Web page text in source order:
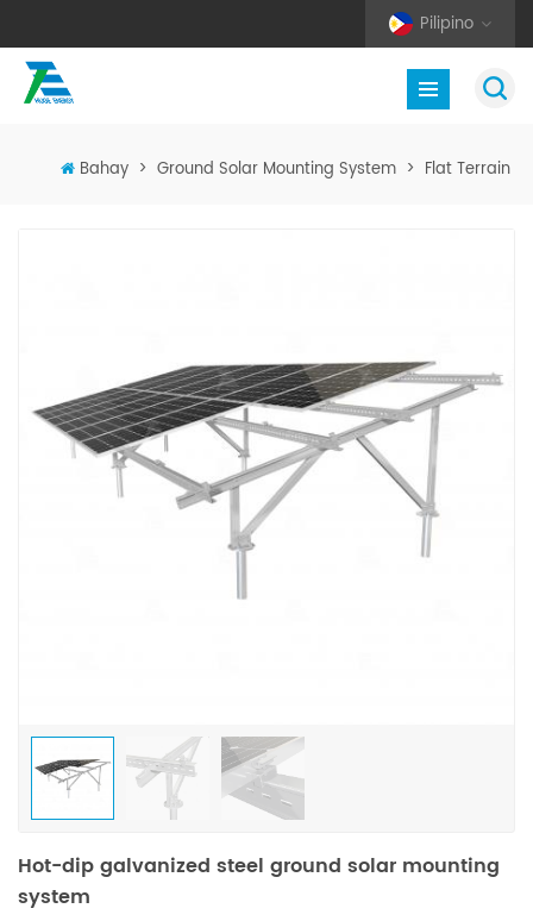
Pilipino
Bahay > Ground Solar Mounting System > Flat Terrain
Hot-dip galvanized steel ground solar mounting
system